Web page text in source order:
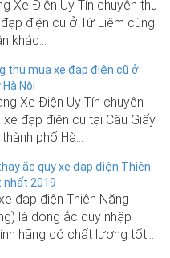
Xe Điện Uy Tín chuyên thu
điện cũ ở Từ Liêm cùng
khác...
thu mua xe đạp điện cũ ở
Hà Nội
Xe Điện Uy Tín chuyên
xe đạp điện cũ tại Cầu Giấy
phố Hà...
ắc quy xe đạp điện Thiên
nhất 2019
đạp điện Thiên Năng
là dòng ắc quy nhập
hãng có chất lượng tốt...